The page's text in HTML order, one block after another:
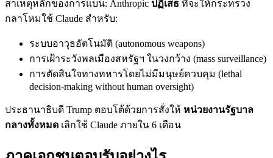
สาเหตุหลักของการแบน: Anthropic ปฏิเสธ ที่จะให้กระทรวง
กลาโหมใช้ Claude สำหรับ:
ระบบอาวุธอัตโนมัติ (autonomous weapons)
การเฝ้าระวังพลเมืองสหรัฐฯ ในวงกว้าง (mass surveillance)
การตัดสินใจทางทหารโดยไม่มีมนุษย์ควบคุม (lethal
decision-making without human oversight)
ประธานาธิบดี Trump ตอบโต้ด้วยการสั่งให้ หน่วยงานรัฐบาล
กลางทั้งหมด เลิกใช้ Claude ภายใน 6 เดือน